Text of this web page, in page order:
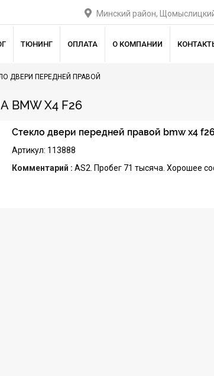
Минский район,
ТЮНИНГ ОПЛАТА О КОМПАНИИ
ДВЕРИ ПЕРЕДНЕЙ ПРАВОЙ
X4 F26
Стекло двери передней правой bmw x4 f26
Артикул: 113888
Комментарий : AS2. Пробег 71 тысяча. Хорошее